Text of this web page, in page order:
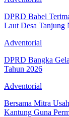
DPRD Babel
Laut Desa Tanjung
Adventorial
DPRD Bangka
Tahun 2026
Adventorial
Bersama Mitra
Kantung Guna